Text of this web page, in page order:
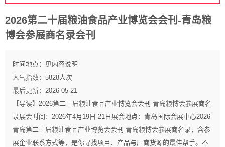
2026第二十届粮油食品产业博览会会刊-青岛粮
博会参展商名录会刊
时间地点：
见内容说明
人气指数： 5828人次
最后更新： 2026-05-21
【导读】 2026第二十届粮油食品产业博览会会刊-青岛粮博会参展商名
录展会时间：2026年4月19日-21日展会地点：青岛国际会展中心2026
青岛第二十届粮油食品产业博览会会刊-青岛粮博会参展商名录，含参
展企业联系方式等，是你寻找项目、产品与厂商货源的最佳帮手。不